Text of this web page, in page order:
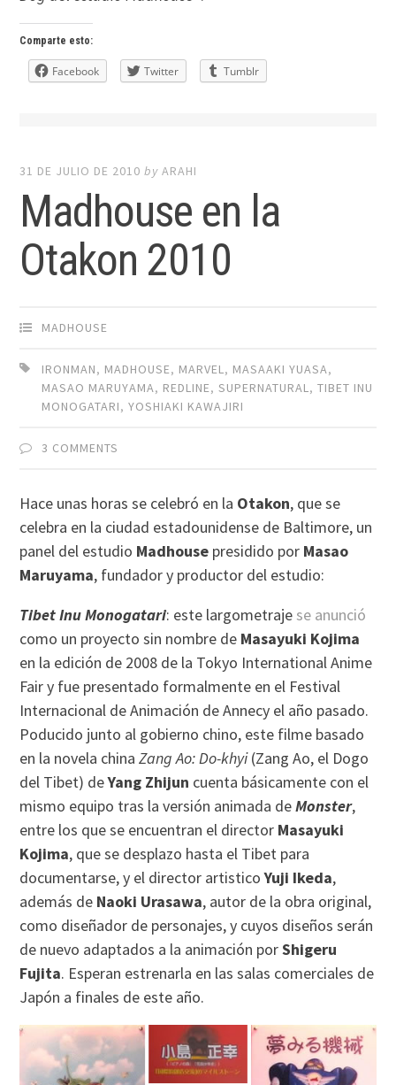
Comparte esto:
Facebook Twitter Tumblr
31 DE JULIO DE 2010 byARAHI
Madhouse en la
Otakon 2010
MADHOUSE
IRONMAN, MADHOUSE, MARVEL, MASAAKI YUASA,
MASAO MARUYAMA, REDLINE,SUPERNATURAL,TIBET INU
MONOGATARI,YOSHIAKI KAWAJIRI
3 COMMENTS
Hace unas horas se celebró en la Otakon, que se
celebra en la ciudad estadounidense de Baltimore, un
panel del estudio Madhouse presidido por Masao
Maruyama, fundador y productor del estudio:
Tibet Inu Monogatari: este largometraje se anunció
como un proyecto sin nombre de Masayuki Kojima
en la edición de 2008 de la Tokyo International Anime
Fair y fue presentado formalmente en el Festival
Internacional de Animación de Annecy el año pasado.
Poducido junto al gobierno chino, este filme basado
en la novela chinaZang Ao: Do-khyi(Zang Ao, el Dogo
del Tibet) deYang Zhijun cuenta básicamente con el
mismo equipo tras la versión animada deMonster,
entre los que se encuentran el director Masayuki
Kojima, que se desplazo hasta el Tibet para
documentarse, y el director artisticoYuji Ikeda,
además de Naoki Urasawa, autor de la obra original,
como diseñador de personajes, y cuyos diseños serán
de nuevo adaptados a la animación porShigeru
Fujita. Esperan estrenarla en las salas comerciales de
Japón a finales de este año.